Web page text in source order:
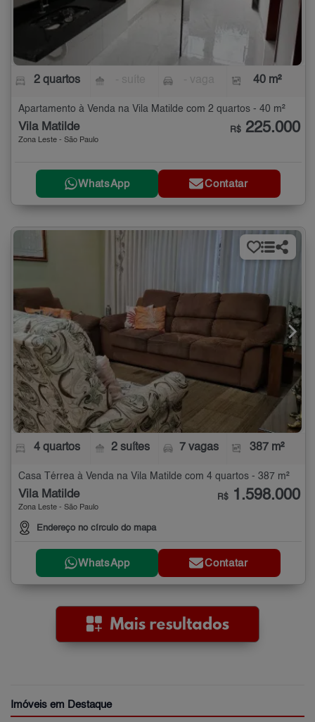
2 quartos 40 m²
Apartamento à Venda na Vila Matilde com 2 quartos - 40 m²
Vila Matilde
Zona Leste - São Paulo
R$ 225.000
WhatsApp Contatar
4 quartos 2 suítes 7 vagas 387 m²
Casa Térrea à Venda na Vila Matilde com 4 quartos - 387 m²
Vila Matilde
Zona Leste - São Paulo
Endereço no círculo do mapa
R$ 1.598.000
WhatsApp Contatar
Imóveis em Destaque